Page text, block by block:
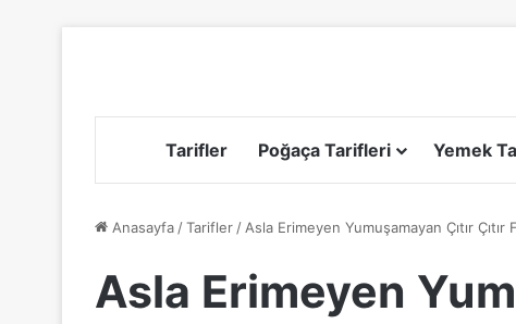
Tarifler Poğaça Tarifleri Yemek
Anasayfa /Tarifler / Asla Erimeyen Yumuşamayan Çıtır
Asla Erimeyen